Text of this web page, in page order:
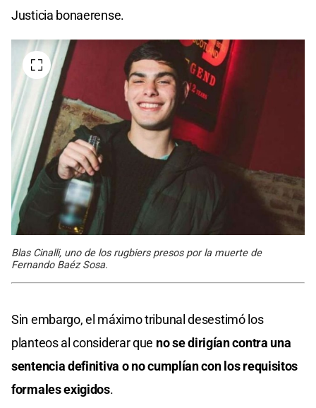
Justicia bonaerense.
Blas Cinalli, uno de los rugbiers presos por la muerte de
Fernando Baéz Sosa.
Sin embargo, el máximo tribunal desestimó los
planteos al considerar que no se dirigían contra una
sentencia definitiva o no cumplían con los requisitos
formales exigidos.